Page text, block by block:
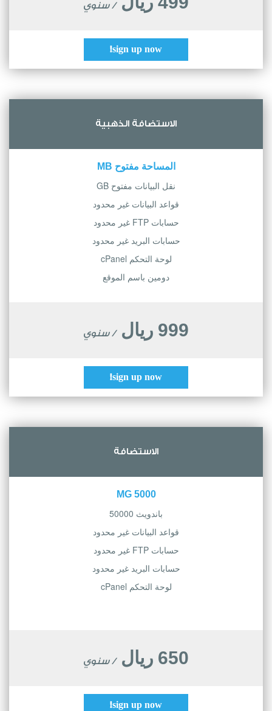
/ سنوي
sign up now!
الاستضافة الذهبية
المساحة مفتوح MB
نقل البيانات مفتوح GB
قواعد البيانات غير محدود
حسابات FTP غير محدود
حسابات البريد غير محدود
لوحة التحكم cPanel
دومين باسم الموقع
999 ريال / سنوي
sign up now!
الاستضافة
5000 MG
باندويث 50000
قواعد البيانات غير محدود
حسابات FTP غير محدود
حسابات البريد غير محدود
لوحة التحكم cPanel
650 ريال / سنوي
sign up now!